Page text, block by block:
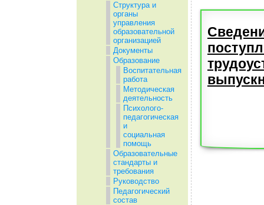
Структура и
органы
управления
образовательной
организацией
Документы
Образование
Воспитательная
работа
Методическая
деятельность
Психолого-
педагогическая
и
социальная
помощь
Образовательные
стандарты и
требования
Руководство
Педагогический
состав